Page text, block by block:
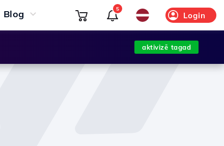
Blog Login
5
aktivizē tagad